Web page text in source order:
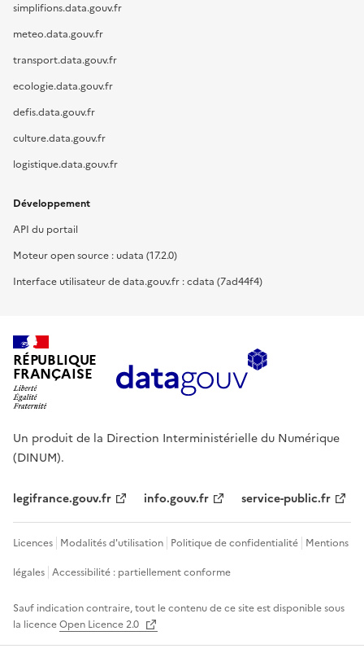
simplifions.data.gouv.fr
meteo.data.gouv.fr
transport.data.gouv.fr
ecologie.data.gouv.fr
defis.data.gouv.fr
culture.data.gouv.fr
logistique.data.gouv.fr
Développement
API du portail
Moteur open source : udata (17.2.0)
Interface utilisateur de data.gouv.fr : cdata (7ad44f4)
RÉPUBLIQUE
FRANÇAISE
Un produit de la Direction Interministérielle du Numérique
(DINUM).
legifrance.gouv.fr info.gouv.fr service-public.fr
Licences Modalités d'utilisation Politique de confidentialité Mentions
légales Accessibilité : partiellement conforme
Sauf indication contraire, tout le contenu de ce site est disponible sous
la licenceOpen Licence 2.0